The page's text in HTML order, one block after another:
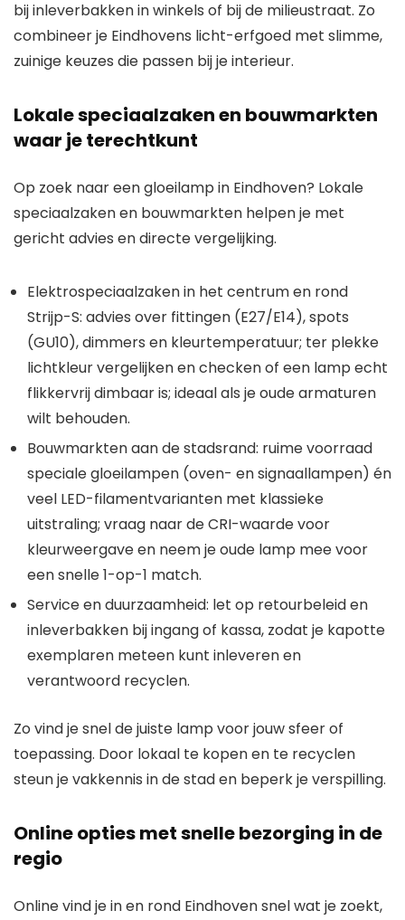
bij inleverbakken in winkels of bij de milieustraat. Zo
combineer je Eindhovens licht-erfgoed met slimme,
zuinige keuzes die passen bij je interieur.
Lokale speciaalzaken en bouwmarkten
waar je terechtkunt
Op zoek naar een gloeilamp in Eindhoven? Lokale
speciaalzaken en bouwmarkten helpen je met
gericht advies en directe vergelijking.
Elektrospeciaalzaken in het centrum en rond
Strijp-S: advies over fittingen (E27/E14), spots
(GU10), dimmers en kleurtemperatuur; ter plekke
lichtkleur vergelijken en checken of een lamp echt
flikkervrij dimbaar is; ideaal als je oude armaturen
wilt behouden.
Bouwmarkten aan de stadsrand: ruime voorraad
speciale gloeilampen (oven- en signaallampen) én
veel LED-filamentvarianten met klassieke
uitstraling; vraag naar de CRI-waarde voor
kleurweergave en neem je oude lamp mee voor
een snelle 1-op-1 match.
Service en duurzaamheid: let op retourbeleid en
inleverbakken bij ingang of kassa, zodat je kapotte
exemplaren meteen kunt inleveren en
verantwoord recyclen.
Zo vind je snel de juiste lamp voor jouw sfeer of
toepassing. Door lokaal te kopen en te recyclen
steun je vakkennis in de stad en beperk je verspilling.
Online opties met snelle bezorging in de
regio
Online vind je in en rond Eindhoven snel wat je zoekt,